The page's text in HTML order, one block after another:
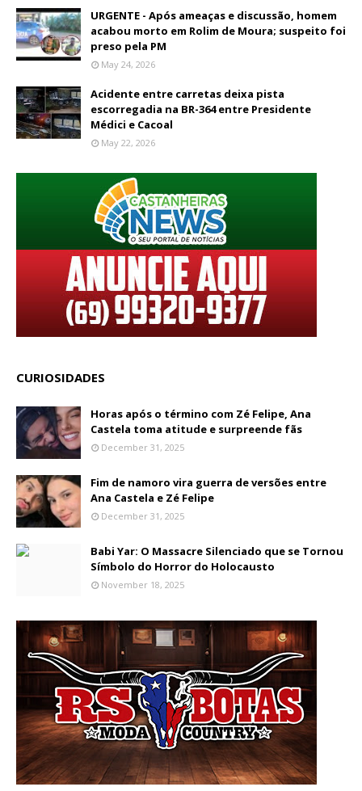
URGENTE - Após ameaças e discussão, homem
acabou morto em Rolim de Moura; suspeito foi
preso pela PM
May 24, 2026
Acidente entre carretas deixa pista
escorregadia na BR-364 entre Presidente
Médici e Cacoal
May 22, 2026
CURIOSIDADES
Horas após o término com Zé Felipe, Ana
Castela toma atitude e surpreende fãs
December 31, 2025
Fim de namoro vira guerra de versões entre
Ana Castela e Zé Felipe
December 31, 2025
Babi Yar: O Massacre Silenciado que se Tornou
Símbolo do Horror do Holocausto
November 18, 2025